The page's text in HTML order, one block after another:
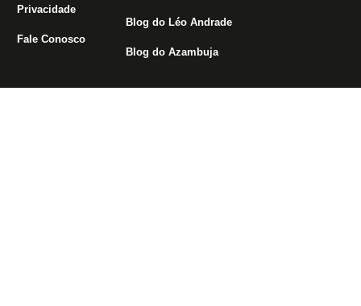
Privacidade
Fale Conosco
Blog do Léo Andrade
Blog do Azambuja